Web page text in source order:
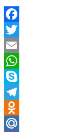
Facebook
Twitter
Email
WhatsApp
Skype
Telegram
Odnoklassniki